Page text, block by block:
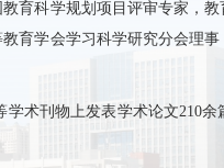
育科学规划项目评审专家，
育学会学习科学研究分会理
术刊物上发表学术论文210余